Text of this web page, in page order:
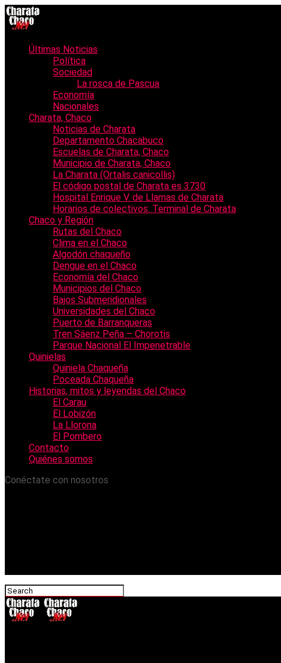
Últimas Noticias
Política
Sociedad
La rosca de Pascua
Economía
Nacionales
Charata, Chaco
Noticias de Charata
Departamento Chacabuco
Escuelas de Charata, Chaco
Municipio de Charata, Chaco
La Charata (Ortalis canicollis)
El código postal de Charata es 3730
Hospital Enrique V. de Llamas de Charata
Horarios de colectivos: Terminal de Charata
Chaco y Región
Rutas del Chaco
Clima en el Chaco
Algodón chaqueño
Dengue en el Chaco
Economía del Chaco
Municipios del Chaco
Bajos Submeridionales
Universidades del Chaco
Puerto de Barranqueras
Tren Sáenz Peña – Chorotis
Parque Nacional El Impenetrable
Quinielas
Quiniela Chaqueña
Poceada Chaqueña
Historias, mitos y leyendas del Chaco
El Carau
El Lobizón
La Llorona
El Pombero
Contacto
Quiénes somos
Conéctate con nosotros